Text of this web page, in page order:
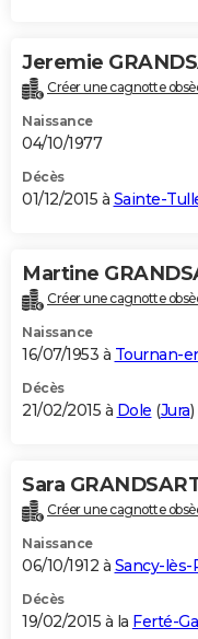
Jeremie
Créer une cagnotte
Naissance
04/10/1977
Décès
01/12/2015 à Sainte-
Martine
Créer une cagnotte
Naissance
16/07/1953 à Tournan-
Décès
21/02/2015 à Dole (Jura)
Sara
Créer une cagnotte
Naissance
06/10/1912 à Sancy-lès-
Décès
19/02/2015 à la Ferté-